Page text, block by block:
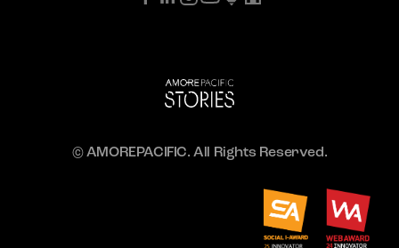
© AMOREPACIFIC. All Rights Reserved.